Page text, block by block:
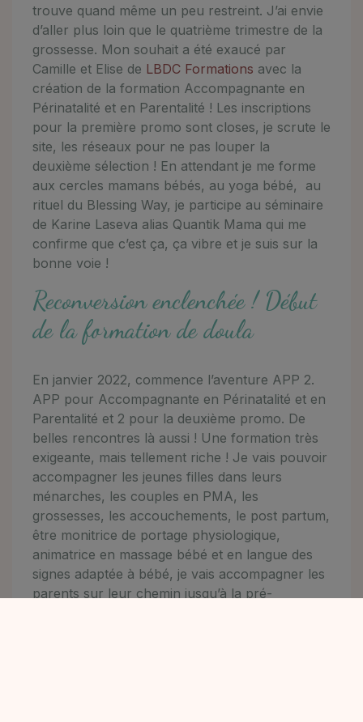
trouve quand même un peu restreint. J’ai envie
d’aller plus loin que le quatrième trimestre de la
grossesse. Mon souhait a été exaucé par
Camille et Elise de LBDC Formations avec la
création de la formation Accompagnante en
Périnatalité et en Parentalité ! Les inscriptions
pour la première promo sont closes, je scrute le
site, les réseaux pour ne pas louper la
deuxième sélection ! En attendant je me forme
aux cercles mamans bébés, au yoga bébé, au
rituel du Blessing Way, je participe au séminaire
de Karine Laseva alias Quantik Mama qui me
confirme que c’est ça, ça vibre et je suis sur la
bonne voie !
Reconversion enclenchée ! Début
de la formation de doula
En janvier 2022, commence l’aventure APP 2.
APP pour Accompagnante en Périnatalité et en
Parentalité et 2 pour la deuxième promo. De
belles rencontres là aussi ! Une formation très
exigeante, mais tellement riche ! Je vais pouvoir
accompagner les jeunes filles dans leurs
ménarches, les couples en PMA, les
grossesses, les accouchements, le post partum,
être monitrice de portage physiologique,
animatrice en massage bébé et en langue des
signes adaptée à bébé, je vais accompagner les
parents sur leur chemin jusqu’à la pré-